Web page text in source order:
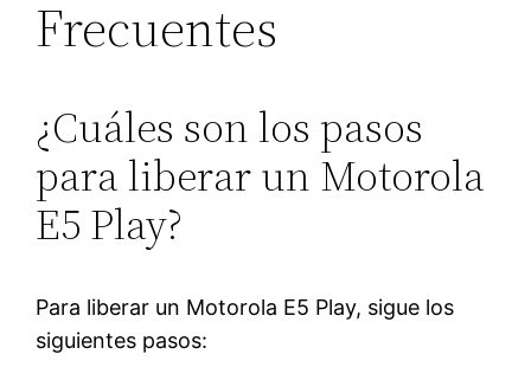
Frecuentes
¿Cuáles son los pasos
para liberar un Motorola
E5 Play?
Para liberar un Motorola E5 Play, sigue los
siguientes pasos: